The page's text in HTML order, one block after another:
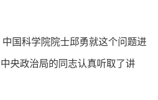
国科学院院士邱勇就这个问题进
央政治局的同志认真听取了讲